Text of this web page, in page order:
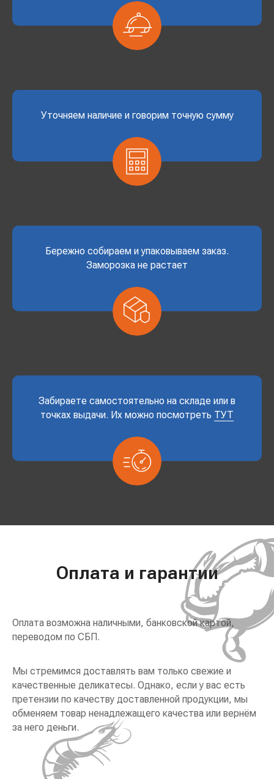
Уточняем наличие и говорим точную сумму
Бережно собираем и упаковываем заказ.
Заморозка не растает
Забираете самостоятельно на складе или в
точках выдачи. Их можно посмотреть ТУТ
Оплата и гарантии
Оплата возможна наличными, банковской картой,
переводом по СБП.
Мы стремимся доставлять вам только свежие и
качественные деликатесы. Однако, если у вас есть
претензии по качеству доставленной продукции, мы
обменяем товар ненадлежащего качества или вернём
за него деньги.